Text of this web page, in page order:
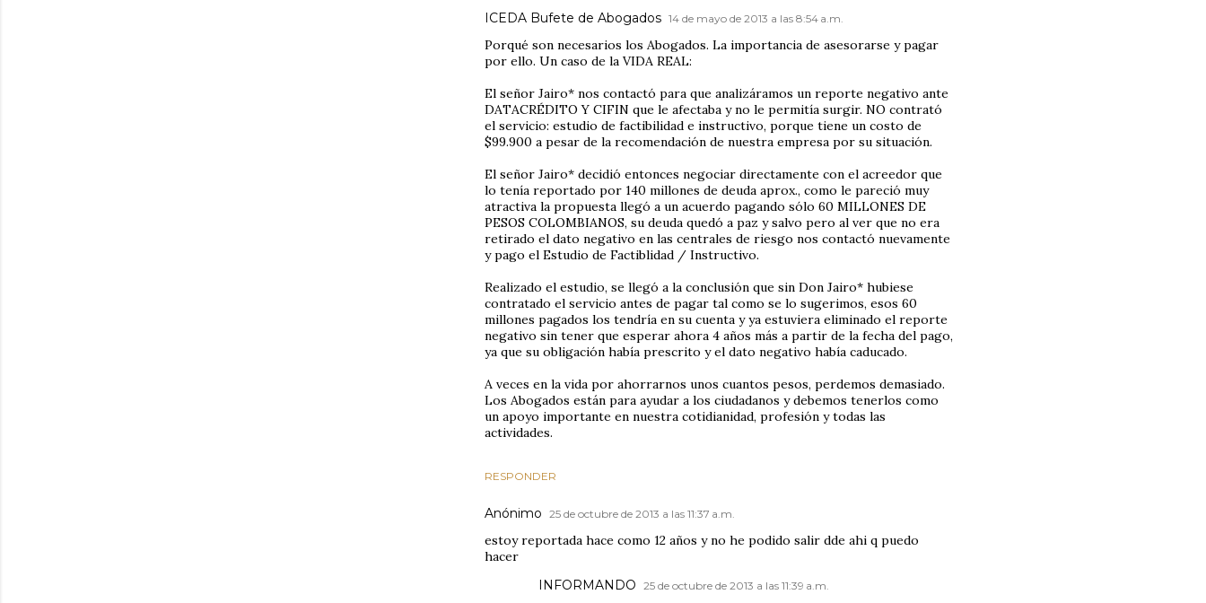
ICEDA Bufete de Abogados 14 de mayo de 2013 a las 8:54 a.m.
Porqué son necesarios los Abogados. La importancia de asesorarse y pagar
por ello. Un caso de la VIDA REAL:
El señor Jairo* nos contactó para que analizáramos un reporte negativo ante
DATACRÉDITO Y CIFIN que le afectaba y no le permitía surgir. NO contrató
el servicio: estudio de factibilidad e instructivo, porque tiene un costo de
$99.900 a pesar de la recomendación de nuestra empresa por su situación.
El señor Jairo* decidió entonces negociar directamente con el acreedor que
lo tenía reportado por 140 millones de deuda aprox., como le pareció muy
atractiva la propuesta llegó a un acuerdo pagando sólo 60 MILLONES DE
PESOS COLOMBIANOS, su deuda quedó a paz y salvo pero al ver que no era
retirado el dato negativo en las centrales de riesgo nos contactó nuevamente
y pago el Estudio de Factiblidad / Instructivo.
Realizado el estudio, se llegó a la conclusión que sin Don Jairo* hubiese
contratado el servicio antes de pagar tal como se lo sugerimos, esos 60
millones pagados los tendría en su cuenta y ya estuviera eliminado el reporte
negativo sin tener que esperar ahora 4 años más a partir de la fecha del pago,
ya que su obligación había prescrito y el dato negativo había caducado.
A veces en la vida por ahorrarnos unos cuantos pesos, perdemos demasiado.
Los Abogados están para ayudar a los ciudadanos y debemos tenerlos como
un apoyo importante en nuestra cotidianidad, profesión y todas las
actividades.
RESPONDER
Anónimo 25 de octubre de 2013 a las 11:37 a.m.
estoy reportada hace como 12 años y no he podido salir dde ahi q puedo
hacer
INFORMANDO 25 de octubre de 2013 a las 11:39 a.m.